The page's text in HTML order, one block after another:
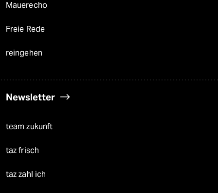
Mauerecho
Freie Rede
reingehen
Newsletter
team zukunft
taz frisch
taz zahl ich